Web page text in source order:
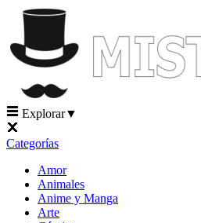
Explorar▼
Categorías
Amor
Animales
Anime y Manga
Arte